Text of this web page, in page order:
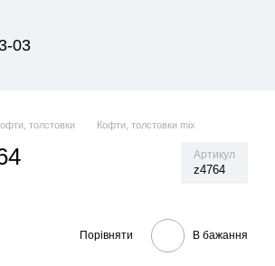
03
толстовки Кофти, толстовки mix
Артикул
z4764
Порівняти В бажання